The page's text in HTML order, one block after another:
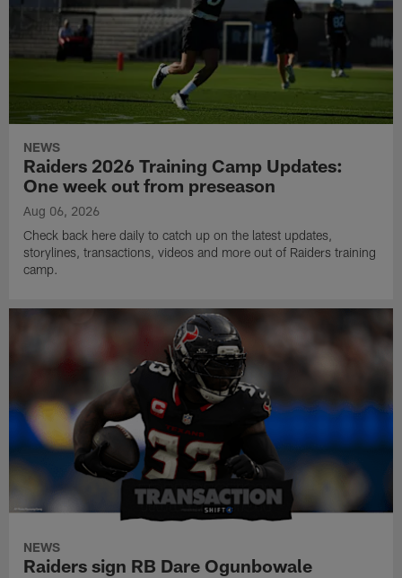
NEWS
Raiders 2026 Training Camp Updates:
One week out from preseason
Aug 06, 2026
Check back here daily to catch up on the latest updates,
storylines, transactions, videos and more out of Raiders training
camp.
NEWS
Raiders sign RB Dare Ogunbowale